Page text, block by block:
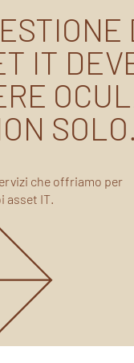
IT
SOLO.
che offriamo per
asset IT.